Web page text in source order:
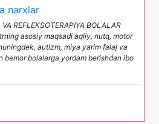
narxlar
REFLEKSOTERAPIYA BOLALAR
asosiy maqsadi aqliy, nutq, motor
autizm, miya yarim falaj va
bemor bolalarga yordam berishdan ibo